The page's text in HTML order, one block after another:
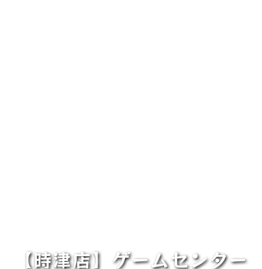
【時津店】ゲームセンター